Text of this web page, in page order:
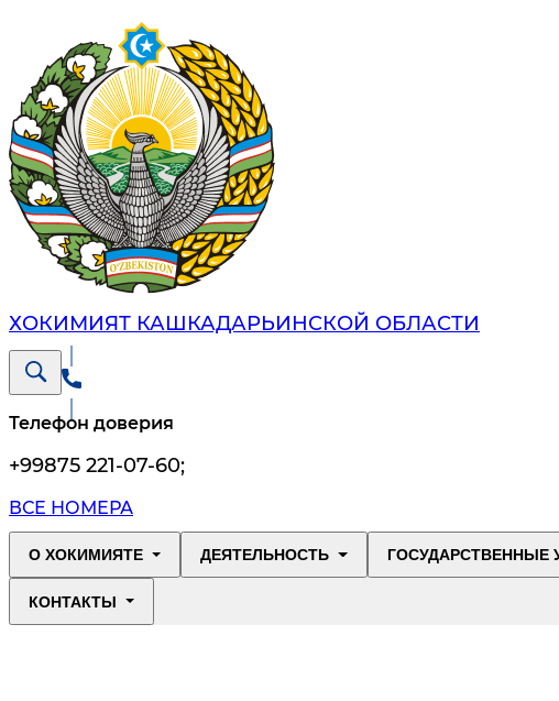
ХОКИМИЯТ КАШКАДАРЬИНСКОЙ ОБЛАСТИ
Телефон доверия
+99875 221-07-60;
ВСЕ НОМЕРА
О ХОКИМИЯТЕ ДЕЯТЕЛЬНОСТЬ ГОСУДАРСТВЕННЫЕ
КОНТАКТЫ